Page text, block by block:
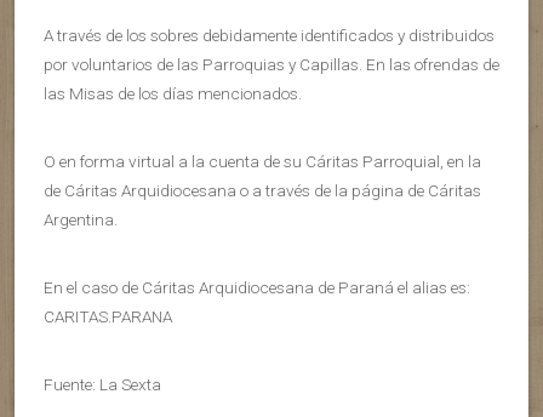
A través de los sobres debidamente identificados y distribuidos
por voluntarios de las Parroquias y Capillas. En las ofrendas de
las Misas de los días mencionados.
O en forma virtual a la cuenta de su Cáritas Parroquial, en la
de Cáritas Arquidiocesana o a través de la página de Cáritas
Argentina.
En el caso de Cáritas Arquidiocesana de Paraná el alias es:
CARITAS.PARANA
Fuente: La Sexta